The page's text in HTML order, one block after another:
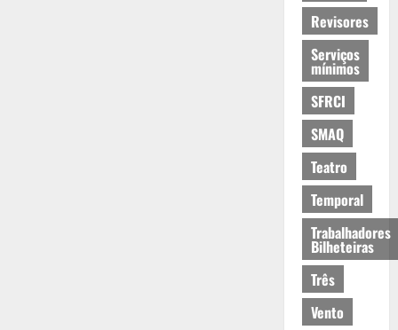
Revisores
Serviços
mínimos
SFRCI
SMAQ
Teatro
Temporal
Trabalhadores
Bilheteiras
Três
Vento